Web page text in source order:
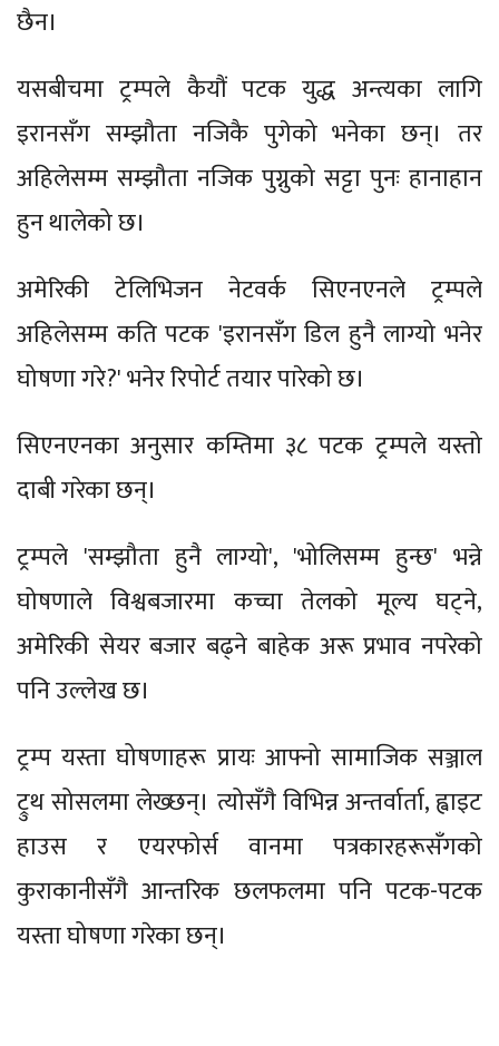
छैन।
यसबीचमा ट्रम्पले कैयौं पटक युद्ध अन्त्यका लागि
इरानसँग सम्झौता नजिकै पुगेको भनेका छन्। तर
अहिलेसम्म सम्झौता नजिक पुग्नुको सट्टा पुनः हानाहान
हुन थालेको छ।
अमेरिकी टेलिभिजन नेटवर्क सिएनएनले ट्रम्पले
अहिलेसम्म कति पटक 'इरानसँग डिल हुनै लाग्यो भनेर
घोषणा गरे?' भनेर रिपोर्ट तयार पारेको छ।
सिएनएनका अनुसार कम्तिमा ३८ पटक ट्रम्पले यस्तो
दाबी गरेका छन्।
ट्रम्पले 'सम्झौता हुनै लाग्यो', 'भोलिसम्म हुन्छ' भन्ने
घोषणाले विश्वबजारमा कच्चा तेलको मूल्य घट्ने,
अमेरिकी सेयर बजार बढ्ने बाहेक अरू प्रभाव नपरेको
पनि उल्लेख छ।
ट्रम्प यस्ता घोषणाहरू प्रायः आफ्नो सामाजिक सञ्जाल
ट्रुथ सोसलमा लेख्छन्। त्योसँगै विभिन्न अन्तर्वार्ता, ह्वाइट
हाउस र एयरफोर्स वानमा पत्रकारहरूसँगको
कुराकानीसँगै आन्तरिक छलफलमा पनि पटक-पटक
यस्ता घोषणा गरेका छन्।